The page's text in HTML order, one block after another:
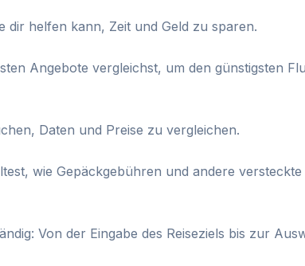
dir helfen kann, Zeit und Geld zu sparen.
Angebote vergleichst, um den günstigsten
Daten und Preise zu vergleichen.
wie Gepäckgebühren und andere versteckte
Von der Eingabe des Reiseziels bis zur